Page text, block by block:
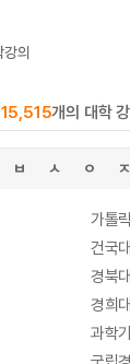
의
15,515개의 대학
ㅂ ㅅ ㅇ ㅈ
가톨
건국
경북
경희
과학